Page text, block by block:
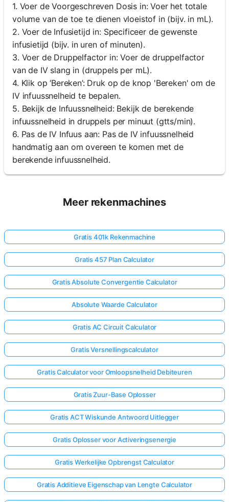
1. Voer de Voorgeschreven Dosis in: Voer het totale
volume van de toe te dienen vloeistof in (bijv. in mL).
2. Voer de Infusietijd in: Specificeer de gewenste
infusietijd (bijv. in uren of minuten).
3. Voer de Druppelfactor in: Voer de druppelfactor
van de IV slang in (druppels per mL).
4. Klik op ‘Bereken’: Druk op de knop 'Bereken' om de
IV infuussnelheid te bepalen.
5. Bekijk de Infuussnelheid: Bekijk de berekende
infuussnelheid in druppels per minuut (gtts/min).
6. Pas de IV Infuus aan: Pas de IV infuussnelheid
handmatig aan om overeen te komen met de
berekende infuussnelheid.
Meer rekenmachines
Gratis 401k Rekenmachine
Gratis 457 Plan Calculator
Gratis Absolute Convergentie Calculator
Absolute Waarde Calculator
Gratis AC Circuit Calculator
Gratis Versnellingscalculator
Gratis Calculator voor Omloopsnelheid Debiteuren
Gratis Zuur-Base Oplosser
Gratis ACT Wiskunde Antwoord Uitlegger
Gratis Oplosser voor Activeringsenergie
Gratis Werkelijke Opbrengst Calculator
Gratis Additieve Eigenschap van Lengte Calculator